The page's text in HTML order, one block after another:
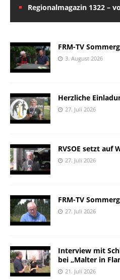
Regionalmagazin 1322 –
FRM-TV
3. August 2026
Herzliche
27. Juli 2026
RVSOE setzt auf
27. Juli 2026
FRM-TV
27. Juli 2026
Interview mit
bei „Malter in
21. Juli 2026